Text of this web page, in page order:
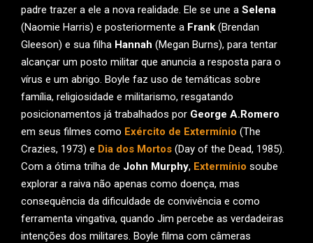
padre trazer a ele a nova realidade. Ele se une a Selena
(Naomie Harris) e posteriormente a Frank (Brendan
Gleeson) e sua filha Hannah (Megan Burns), para tentar
alcançar um posto militar que anuncia a resposta para o
vírus e um abrigo. Boyle faz uso de temáticas sobre
família, religiosidade e militarismo, resgatando
posicionamentos já trabalhados por George A.Romero
em seus filmes como Exército de Extermínio (The
Crazies, 1973) e Dia dos Mortos (Day of the Dead, 1985).
Com a ótima trilha de John Murphy, Extermínio soube
explorar a raiva não apenas como doença, mas
consequência da dificuldade de convivência e como
ferramenta vingativa, quando Jim percebe as verdadeiras
intenções dos militares. Boyle filma com câmeras